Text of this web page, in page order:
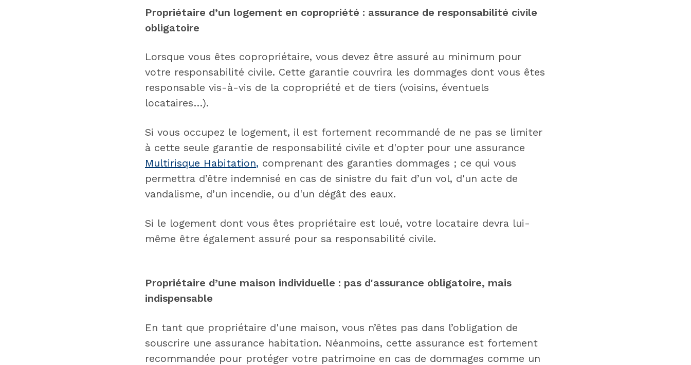
Propriétaire d’un logement en copropriété : assurance de responsabilité civile
obligatoire
Lorsque vous êtes copropriétaire, vous devez être assuré au minimum pour
votre responsabilité civile. Cette garantie couvrira les dommages dont vous êtes
responsable vis-à-vis de la copropriété et de tiers (voisins, éventuels
locataires…).
Si vous occupez le logement, il est fortement recommandé de ne pas se limiter
à cette seule garantie de responsabilité civile et d'opter pour une assurance
Multirisque Habitation, comprenant des garanties dommages ; ce qui vous
permettra d’être indemnisé en cas de sinistre du fait d’un vol, d'un acte de
vandalisme, d’un incendie, ou d'un dégât des eaux.
Si le logement dont vous êtes propriétaire est loué, votre locataire devra lui-
même être également assuré pour sa responsabilité civile.
Propriétaire d’une maison individuelle : pas d'assurance obligatoire, mais
indispensable
En tant que propriétaire d'une maison, vous n’êtes pas dans l’obligation de
souscrire une assurance habitation. Néanmoins, cette assurance est fortement
recommandée pour protéger votre patrimoine en cas de dommages comme un